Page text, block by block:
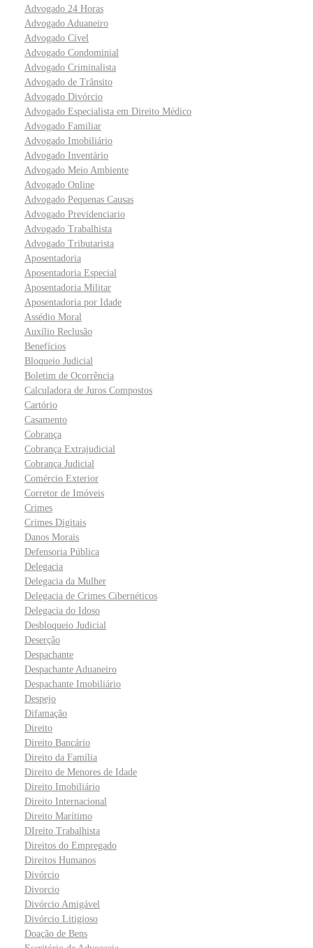
Advogado 24 Horas
Advogado Aduaneiro
Advogado Cível
Advogado Condominial
Advogado Criminalista
Advogado de Trânsito
Advogado Divórcio
Advogado Especialista em Direito Médico
Advogado Familiar
Advogado Imobiliário
Advogado Inventário
Advogado Meio Ambiente
Advogado Online
Advogado Pequenas Causas
Advogado Previdenciario
Advogado Trabalhista
Advogado Tributarista
Aposentadoria
Aposentadoria Especial
Aposentadoria Militar
Aposentadoria por Idade
Assédio Moral
Auxílio Reclusão
Benefícios
Bloqueio Judicial
Boletim de Ocorrência
Calculadora de Juros Compostos
Cartório
Casamento
Cobrança
Cobrança Extrajudicial
Cobrança Judicial
Comércio Exterior
Corretor de Imóveis
Crimes
Crimes Digitais
Danos Morais
Defensoria Pública
Delegacia
Delegacia da Mulher
Delegacia de Crimes Cibernéticos
Delegacia do Idoso
Desbloqueio Judicial
Deserção
Despachante
Despachante Aduaneiro
Despachante Imobiliário
Despejo
Difamação
Direito
Direito Bancário
Direito da Família
Direito de Menores de Idade
Direito Imobiliário
Direito Internacional
Direito Marítimo
DIreito Trabalhista
Direitos do Empregado
Direitos Humanos
Divórcio
Divorcio
Divórcio Amigável
Divórcio Litigioso
Doação de Bens